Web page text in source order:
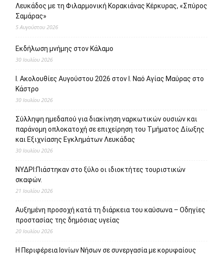
Λευκάδος με τη Φιλαρμονική Κορακιάνας Κέρκυρας, «Σπύρος
Σαμάρας»
5 Αυγούστου 2026
Εκδήλωση μνήμης στον Κάλαμο
30 Ιουλίου 2026
Ι. Ακολουθίες Αυγούστου 2026 στον Ι. Ναό Αγίας Μαύρας στο
Κάστρο
30 Ιουλίου 2026
Σύλληψη ημεδαπού για διακίνηση ναρκωτικών ουσιών και
παράνομη οπλοκατοχή σε επιχείρηση του Τμήματος Δίωξης
και Εξιχνίασης Εγκλημάτων Λευκάδας
30 Ιουλίου 2026
ΝΥΔΡΙ:Πιάστηκαν στο ξύλο οι ιδιοκτήτες τουριστικών
σκαφών.
21 Ιουλίου 2026
Αυξημένη προσοχή κατά τη διάρκεια του καύσωνα – Οδηγίες
προστασίας της δημόσιας υγείας
20 Ιουλίου 2026
Η Περιφέρεια Ιονίων Νήσων σε συνεργασία με κορυφαίους